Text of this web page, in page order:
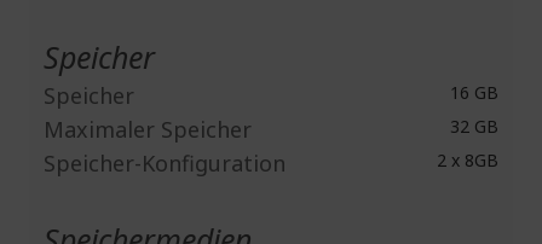
Speicher
Speicher 16 GB
Maximaler Speicher 32 GB
Speicher-Konfiguration 2 x 8GB